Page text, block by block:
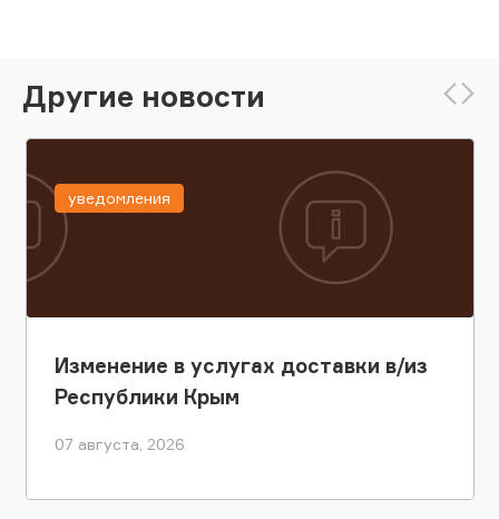
Другие новости
Изменение в услугах доставки в/из
Республики Крым
07 августа, 2026
уведомления